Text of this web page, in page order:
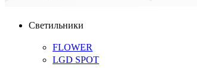
Светильники
FLOWER
LGD SPOT